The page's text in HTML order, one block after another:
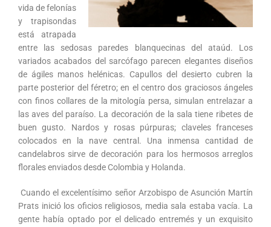
vida de felonías
y trapisondas
está atrapada
entre las sedosas paredes blanquecinas del ataúd. Los
variados acabados del sarcófago parecen elegantes diseños
de ágiles manos helénicas. Capullos del desierto cubren la
parte posterior del féretro; en el centro dos graciosos ángeles
con finos collares de la mitología persa, simulan entrelazar a
las aves del paraíso. La decoración de la sala tiene ribetes de
buen gusto. Nardos y rosas púrpuras; claveles franceses
colocados en la nave central. Una inmensa cantidad de
candelabros sirve de decoración para los hermosos arreglos
florales enviados desde Colombia y Holanda.
Cuando el excelentísimo señor Arzobispo de Asunción Martín
Prats inició los oficios religiosos, media sala estaba vacía. La
gente había optado por el delicado entremés y un exquisito